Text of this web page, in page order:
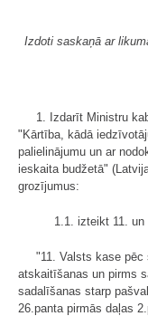
Izdoti saskaņā ar
1. Izdarīt Ministru
"Kārtība, kādā
palielinājumu un ar
ieskaita budžetā"
grozījumus:
1.1. izteikt 11.
"11. Valsts kase pēc
atskaitīšanas un pirms
sadalīšanas starp
26.panta pirmās daļas